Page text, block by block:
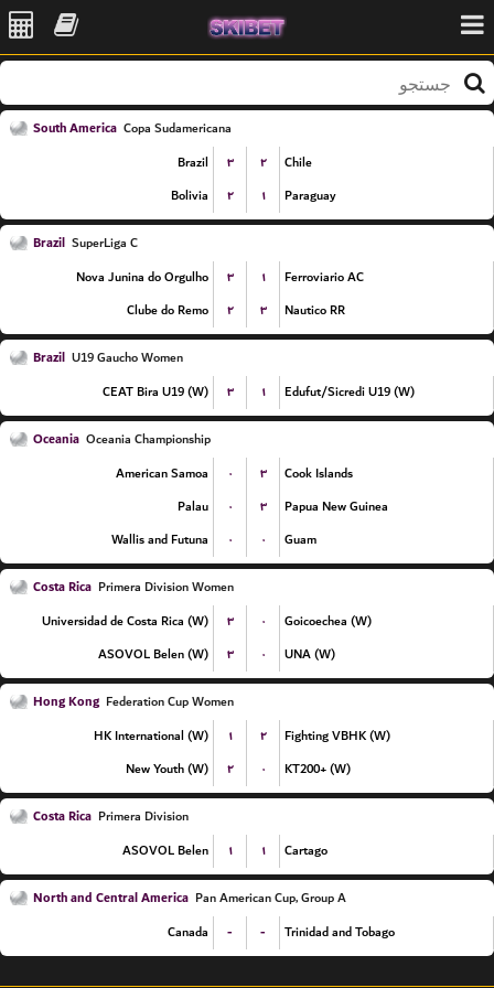
South America Copa Sudamericana
Brazil
۳ ۲
Chile
Bolivia
۲ ۱ Paraguay
Brazil SuperLiga C
Nova Junina do Orgulho
۳ ۱
Ferroviario AC
Clube do Remo
۲ ۳ Nautico RR
Brazil U19 Gaucho Women
CEAT Bira U19 (W)
۳ ۱ Edufut/Sicredi U19 (W)
Oceania Oceania Championship
American Samoa
۰ ۳
Cook Islands
Palau
۰ ۳
Papua New Guinea
Wallis and Futuna
۰ ۰ Guam
Costa Rica Primera Division Women
Universidad de Costa Rica (W)
۳ ۰
Goicoechea (W)
ASOVOL Belen (W)
۳ ۰ UNA (W)
Hong Kong Federation Cup Women
HK International (W)
۱ ۲
Fighting VBHK (W)
New Youth (W)
۲ ۰ KT200+ (W)
Costa Rica Primera Division
ASOVOL Belen
۱ ۱ Cartago
North and Central America Pan American Cup, Group A
Canada
- - Trinidad and Tobago